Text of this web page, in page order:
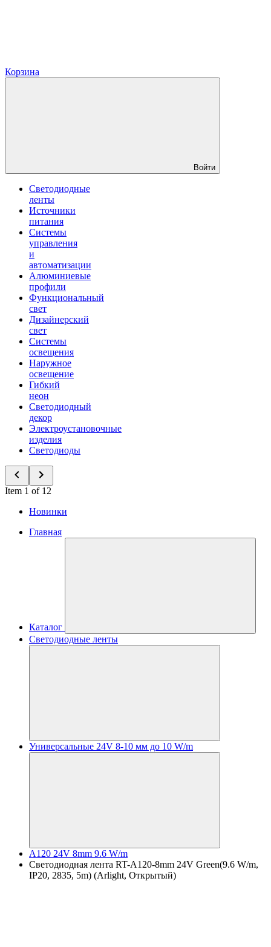
Корзина
Войти
Светодиодные
ленты
Источники
питания
Системы
управления
и
автоматизации
Алюминиевые
профили
Функциональный
свет
Дизайнерский
свет
Системы
освещения
Наружное
освещение
Гибкий
неон
Светодиодный
декор
Электроустановочные
изделия
Светодиоды
Item 1 of 12
Новинки
Главная
Каталог
Светодиодные ленты
Универсальные 24V 8-10 мм до 10 W/m
A120 24V 8mm 9.6 W/m
Светодиодная лента RT-A120-8mm 24V Green(9.6 W/m,
IP20, 2835, 5m) (Arlight, Открытый)